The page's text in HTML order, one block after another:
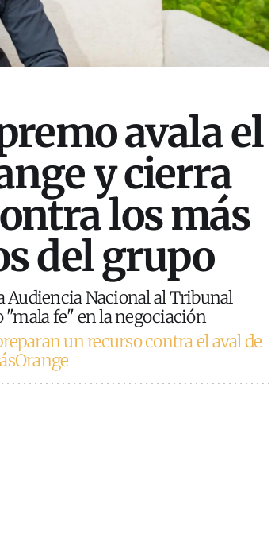
avala el
y cierra
los más
del grupo
Audiencia Nacional al Tribunal
fe" en la negociación
un recurso contra el aval de